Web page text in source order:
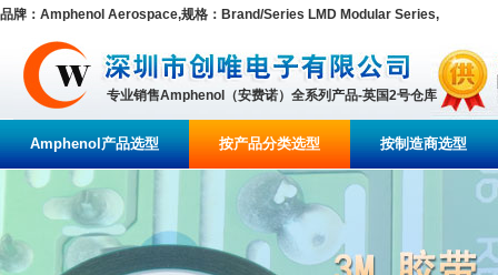
品牌：Amphenol Aerospace,规格：Brand/Series LMD Modular Series,
专业销售Amphenol（安费诺）全系列产品-英国2号仓库
Amphenol产品选型 按产品分类选型 按制造商选型